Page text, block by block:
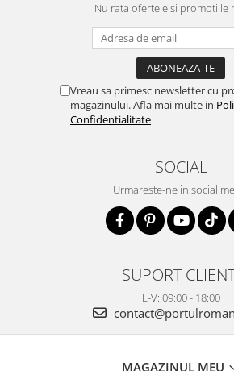
Nu rata ofertele si promotiile
Vreau sa primesc newsletter cu
magazinului. Afla mai multe in
Confidentialitate
SOCIAL
Urmareste-ne in social
SUPORT
L-V: 09:00 - 18:00
MAGAZINUL MEU